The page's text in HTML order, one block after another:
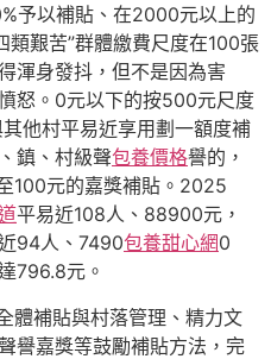
予以補貼、在2000元以上的
類艱苦”群體繳費尺度在100張
渾身發抖，但不是因為害
怒。0元以下的按500元尺度
他村平易近享用劃一額度補
鎮、村級聲包養價格譽的，
100元的嘉獎補貼。2025
平易近108人、88900元，
94人、7490包養甜心網0
796.8元。
體補貼與村落管理、精力文
譽嘉獎等鼓勵補貼方法，完